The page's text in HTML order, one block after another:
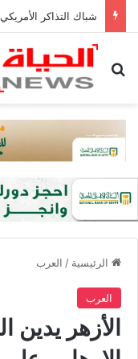
شباك التذاكر
بحث عن
الرئيسية / العرب
العرب
الأزهر يدين